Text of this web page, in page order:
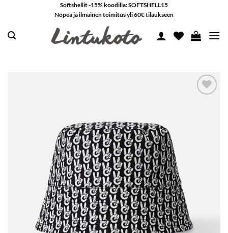
content
Softshellit -15% koodilla: SOFTSHELL15
Nopea ja ilmainen toimitus yli 60€ tilaukseen